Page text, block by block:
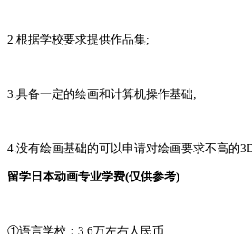
2.根据学校要求提供作品集;
3.具备一定的绘画和计算机操作基础;
4.没有绘画基础的可以申请对绘画要求不高的
留学日本动画专业学费(仅供参考)
①语言学校：3.6万左右人民币